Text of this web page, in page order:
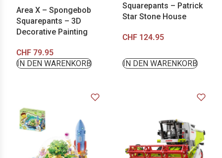
Area X – Spongebob
Squarepants – 3D
Decorative Painting
CHF 79.95
IN DEN WARENKORB
Squarepants – Patrick
Star Stone House
CHF124.95
IN DEN WARENKORB